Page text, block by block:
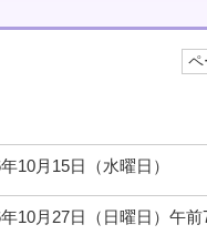
ペ
10月15日（水曜日）
10月27日（日曜日）午